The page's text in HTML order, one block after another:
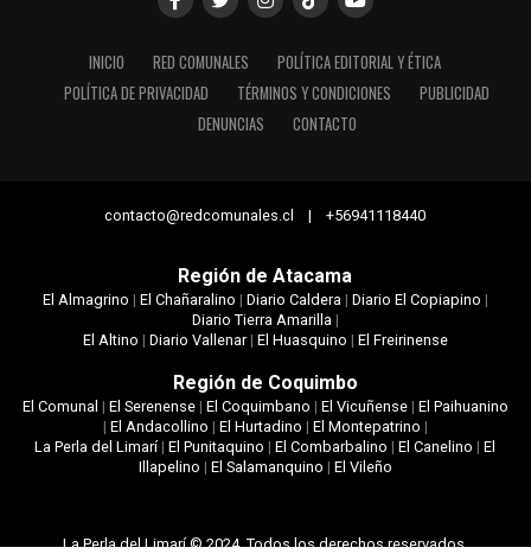
INICIO RED COMUNALES
POLÍTICA EDITORIAL Y ÉTICA
POLÍTICA DE PRIVACIDAD
TÉRMINOS Y CONDICIONES
PUBLICIDAD
DENUNCIAS
CONTACTO
contacto@redcomunales.cl | +56941118440
Región de Atacama
El Almagrino | El Chañaralino | Diario Caldera| Diario El Copiapino |
Diario Tierra Amarilla|
El Altino | Diario Vallenar| El Huasquino | El Freirinense
Región de Coquimbo
El Comunal | El Serenense| El Coquimbano | El Vicuñense| El Paihuanino
| El Andacollino | El Hurtadino | El Montepatrino |
La Perla del Limarí|El Punitaquino |El Combarbalino |El Canelino |El
Illapelino | El Salamanquino | El Vileño
La Perla del Limarí © 2024. Todos los derechos reservados.